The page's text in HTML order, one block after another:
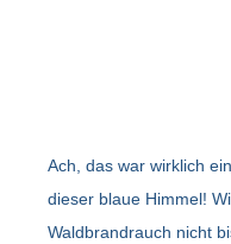
Ach, das war wirklich
dieser blaue Himmel!
Waldbrandrauch nicht